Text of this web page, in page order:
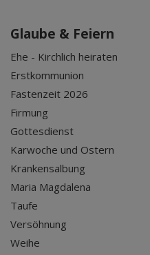
Glaube & Feiern
Ehe - Kirchlich heiraten
Erstkommunion
Fastenzeit 2026
Firmung
Gottesdienst
Karwoche und Ostern
Krankensalbung
Maria Magdalena
Taufe
Versöhnung
Weihe